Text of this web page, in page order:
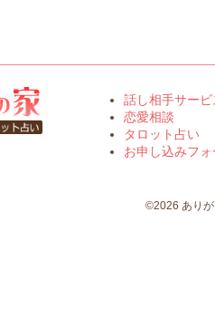
話し相手サービ
恋愛相談
タロット占い
お申し込みフ
©2026 あり